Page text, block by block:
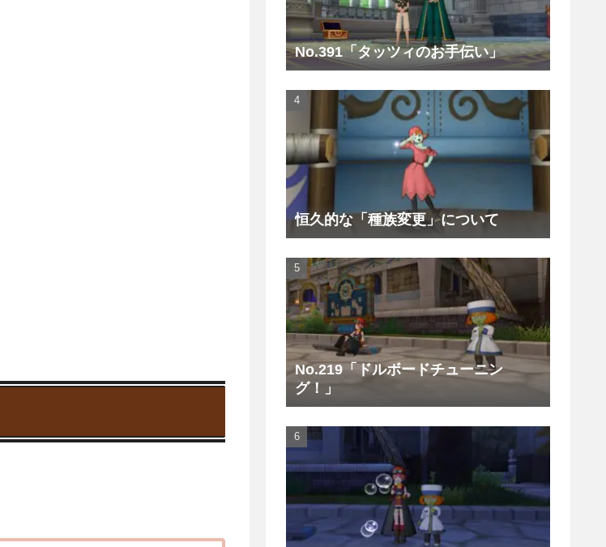
No.391「タッツィのお手伝い」
恒久的な「種族変更」について
No.219「ドルボードチューニン
グ！」